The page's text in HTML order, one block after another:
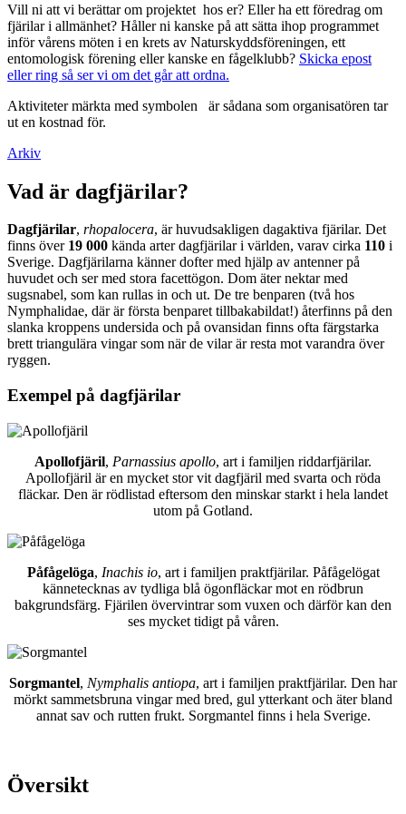
Vill ni att vi berättar om projektet hos er? Eller ha ett föredrag om
fjärilar i allmänhet? Håller ni kanske på att sätta ihop programmet
inför vårens möten i en krets av Naturskyddsföreningen, ett
entomologisk förening eller kanske en fågelklubb? Skicka epost
eller ring så ser vi om det går att ordna.
Aktiviteter märkta med symbolen
är sådana som organisatören tar
ut en kostnad för.
Arkiv
Vad är dagfjärilar?
Dagfjärilar, rhopalocera, är huvudsakligen dagaktiva fjärilar. Det
finns över 19 000 kända arter dagfjärilar i världen, varav cirka 110 i
Sverige. Dagfjärilarna känner dofter med hjälp av antenner på
huvudet och ser med stora facettögon. Dom äter nektar med
sugsnabel, som kan rullas in och ut. De tre benparen (två hos
Nymphalidae, där är första benparet tillbakabildat!) återfinns på den
slanka kroppens undersida och på ovansidan finns ofta färgstarka
brett triangulära vingar som när de vilar är resta mot varandra över
ryggen.
Exempel på dagfjärilar
Apollofjäril, Parnassius apollo, art i familjen riddarfjärilar.
Apollofjäril är en mycket stor vit dagfjäril med svarta och röda
fläckar. Den är rödlistad eftersom den minskar starkt i hela landet
utom på Gotland.
Påfågelöga, Inachis io, art i familjen praktfjärilar. Påfågelögat
kännetecknas av tydliga blå ögonfläckar mot en rödbrun
bakgrundsfärg. Fjärilen övervintrar som vuxen och därför kan den
ses mycket tidigt på våren.
Sorgmantel, Nymphalis antiopa, art i familjen praktfjärilar. Den har
mörkt sammetsbruna vingar med bred, gul ytterkant och äter bland
annat sav och rutten frukt. Sorgmantel finns i hela Sverige.
Översikt